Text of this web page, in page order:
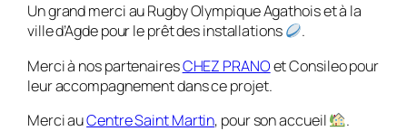
Un grand merci au Rugby Olympique Agathois et à la
ville d’Agde pour le prêt des installations
.
Merci à nos partenairesCHEZ PRANOet Consileo pour
leur accompagnement dans ce projet.
Merci auCentre Saint Martin, pour son accueil
.